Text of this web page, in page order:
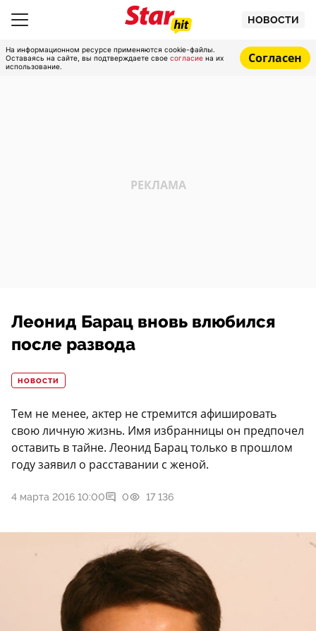
НОВОСТИ
На информационном ресурсе применяются cookie-файлы.
Оставаясь на сайте, вы подтверждаете свое согласие на их
использование.
Согласен
Леонид Барац вновь влюбился
после развода
НОВОСТИ
Тем не менее, актер не стремится афишировать
свою личную жизнь. Имя избранницы он предпочел
оставить в тайне. Леонид Барац только в прошлом
году заявил о расставании с женой.
4 марта 2016 10:00 0 17 136